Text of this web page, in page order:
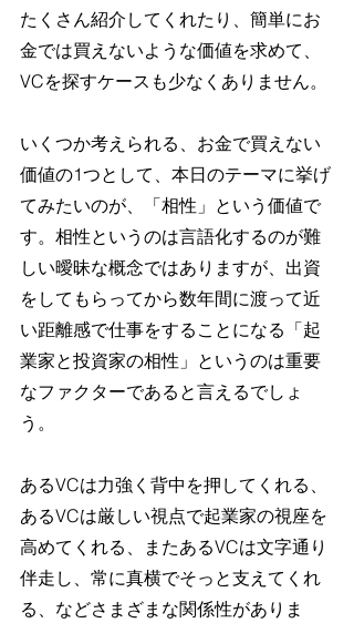
たくさん紹介してくれたり、簡単にお
金では買えないような価値を求めて、
VCを探すケースも少なくありません。
いくつか考えられる、お金で買えない
価値の1つとして、本日のテーマに挙げ
てみたいのが、「相性」という価値で
す。相性というのは言語化するのが難
しい曖昧な概念ではありますが、出資
をしてもらってから数年間に渡って近
い距離感で仕事をすることになる「起
業家と投資家の相性」というのは重要
なファクターであると言えるでしょ
う。
あるVCは力強く背中を押してくれる、
あるVCは厳しい視点で起業家の視座を
高めてくれる、またあるVCは文字通り
伴走し、常に真横でそっと支えてくれ
る、などさまざまな関係性がありま